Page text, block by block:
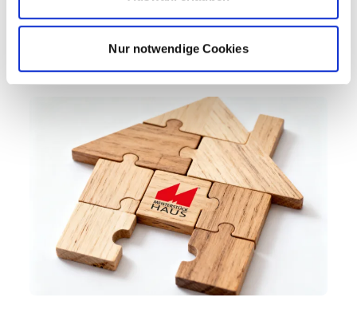
Nur notwendige Cookies
mal rein!
Jetzt Traumhaus konfigurieren!